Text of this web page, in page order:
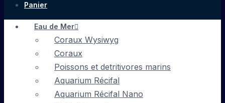
Panier
Eau de Mer
Coraux Wysiwyg
Coraux
Poissons et detritivores marins
Aquarium Récifal
Aquarium Récifal Nano